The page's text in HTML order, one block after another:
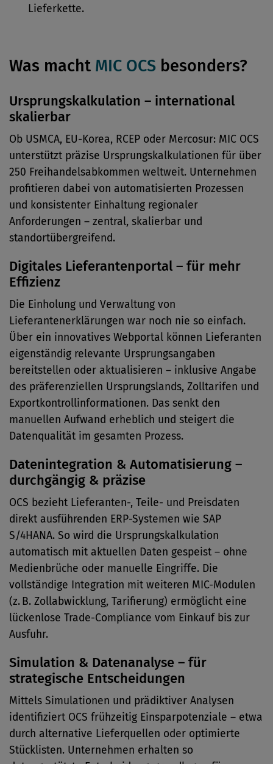
Lieferkette.
Was macht MIC OCS besonders?
Ursprungskalkulation – international
skalierbar
Ob USMCA, EU-Korea, RCEP oder Mercosur: MIC OCS
unterstützt präzise Ursprungskalkulationen für über
250 Freihandelsabkommen weltweit. Unternehmen
profitieren dabei von automatisierten Prozessen
und konsistenter Einhaltung regionaler
Anforderungen – zentral, skalierbar und
standortübergreifend.
Digitales Lieferantenportal – für mehr
Effizienz
Die Einholung und Verwaltung von
Lieferantenerklärungen war noch nie so einfach.
Über ein innovatives Webportal können Lieferanten
eigenständig relevante Ursprungsangaben
bereitstellen oder aktualisieren – inklusive Angabe
des präferenziellen Ursprungslands, Zolltarifen und
Exportkontrollinformationen. Das senkt den
manuellen Aufwand erheblich und steigert die
Datenqualität im gesamten Prozess.
Datenintegration & Automatisierung –
durchgängig & präzise
OCS bezieht Lieferanten-, Teile- und Preisdaten
direkt ausführenden ERP-Systemen wie SAP
S/4HANA. So wird die Ursprungskalkulation
automatisch mit aktuellen Daten gespeist – ohne
Medienbrüche oder manuelle Eingriffe. Die
vollständige Integration mit weiteren MIC-Modulen
(z. B. Zollabwicklung, Tarifierung) ermöglicht eine
lückenlose Trade-Compliance vom Einkauf bis zur
Ausfuhr.
Simulation & Datenanalyse – für
strategische Entscheidungen
Mittels Simulationen und prädiktiver Analysen
identifiziert OCS frühzeitig Einsparpotenziale – etwa
durch alternative Lieferquellen oder optimierte
Stücklisten. Unternehmen erhalten so